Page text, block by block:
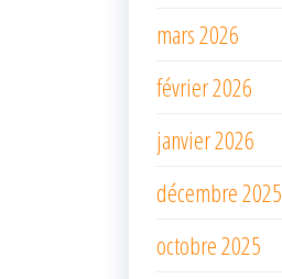
mars 2026
février 2026
janvier 2026
décembre 2025
octobre 2025